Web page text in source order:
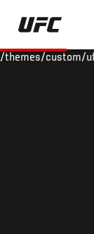
Skip
main
/themes/custom/